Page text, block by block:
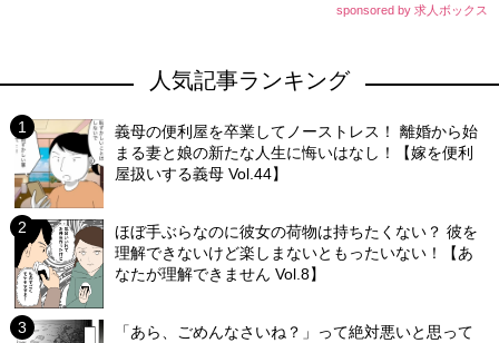
sponsored by 求人ボックス
人気記事ランキング
義母の便利屋を卒業してノーストレス！ 離婚から始
まる妻と娘の新たな人生に悔いはなし！【嫁を便利
屋扱いする義母 Vol.44】
ほぼ手ぶらなのに彼女の荷物は持ちたくない？ 彼を
理解できないけど楽しまないともったいない！【あ
なたが理解できません Vol.8】
「あら、ごめんなさいね？」って絶対悪いと思って